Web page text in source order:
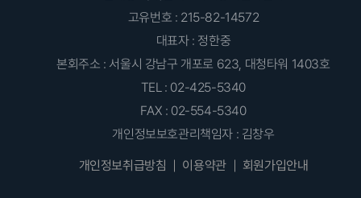
고유번호 : 215-82-14572
대표자 : 정한중
본회주소 : 서울시 강남구 개포로 623, 대청타워 1403호
TEL : 02-425-5340
FAX : 02-554-5340
개인정보보호관리책임자 : 김창우
개인정보취급방침 이용약관 회원가입안내